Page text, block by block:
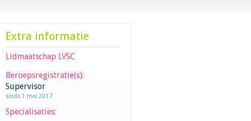
Extra informatie
Lidmaatschap LVSC
Beroepsregistratie(s):
Supervisor
sinds 1 mei 2017
Specialisaties: